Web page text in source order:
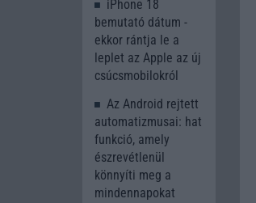
iPhone 18
bemutató dátum -
ekkor rántja le a
leplet az Apple az új
csúcsmobilokról
Az Android rejtett
automatizmusai: hat
funkció, amely
észrevétlenül
könnyíti meg a
mindennapokat